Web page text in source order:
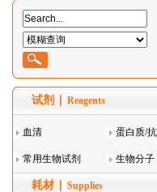
试剂 Reagents
血清 蛋白质/
酶
常用生物试剂 生物分子
耗材 Supplies